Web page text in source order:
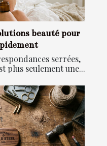
beauté pour
serrées,
plus seulement une...